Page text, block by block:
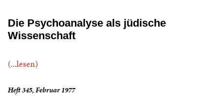
Die Psychoanalyse als jüdische
Wissenschaft
(...lesen)
Heft 345, Februar 1977